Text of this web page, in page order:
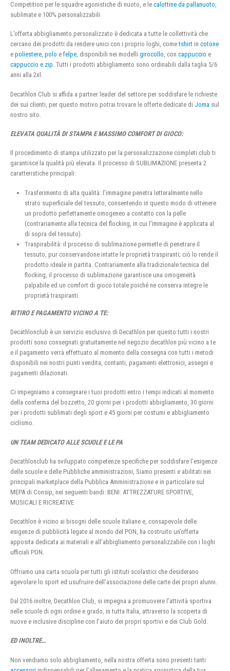
Competition per le squadre agonistiche di nuoto, e le calottine da pallanuoto,
sublimate e 100% personalizzabili
L’offerta abbigliamento personalizzato è dedicata a tutte le collettività che
cercano dei prodotti da rendere unici con i proprio loghi, cometshirt in cotone
e poliestere, polo e felpe, disponibili nei modelli girocollo, con cappuccio e
cappuccio e zip. Tutti i prodotti abbigliamento sono ordinabili dalla taglia 5/6
anni alla 2xl.
Decathlon Club si affida a partner leader del settore per soddisfare le richieste
dei sui clienti, per questo motivo potrai trovare le offerte dedicate di Joma sul
nostro sito.
ELEVATA QUALITÀ DI STAMPA E MASSIMO COMFORT DI GIOCO:
Il procedimento di stampa utilizzato per la personalizzazione completi club ti
garantisce la qualità più elevata. Il processo di SUBLIMAZIONE presenta 2
caratteristiche principali:
Trasferimento di alta qualità: l’immagine penetra letteralmente nello
strato superficiale del tessuto, consentendo in questo modo di ottenere
un prodotto perfettamente omogeneo a contatto con la pelle
(contrariamente alla tecnica del flocking, in cui l’immagine è applicata al
di sopra del tessuto).
Traspirabilità: il processo di sublimazione permette di penetrare il
tessuto, pur conservandone intatte le proprietà traspiranti; ciò lo rende il
prodotto ideale in partita. Contrariamente alla tradizionale tecnica del
flocking, il processo di sublimazione garantisce una omogeneità
palpabile ed un comfort di gioco totale poiché ne conserva integre le
proprietà traspiranti.
RITIRO E PAGAMENTO VICINO A TE:
Decathlonclub è un servizio esclusivo di Decathlon per questo tutti i nostri
prodotti sono consegnati gratuitamente nel negozio decathlon più vicino a te
e il pagamento verrà effettuato al momento della consegna con tutti i metodi
disponibili nei nostri punti vendita, contanti, pagamenti elettronici, assegni e
pagamenti dilazionati.
Ci impegniamo a consegnare i tuoi prodotti entro i tempi indicati al momento
della conferma del bozzetto, 20 giorni per i prodotti abbigliamento, 30 giorni
per i prodotti sublimati degli sport e 45 giorni per costumi e abbigliamento
ciclismo.
UN TEAM DEDICATO ALLE SCUOLE E LE PA
Decathlonclub ha sviluppato competenze specifiche per soddisfare l’esigenze
delle scuole e delle Pubbliche amministrazioni, Siamo presenti e abilitati nei
principali marketplace della Pubblica Amministrazione e in particolare sul
MEPA di Consip, nei seguenti bandi: BENI: ATTREZZATURE SPORTIVE,
MUSICALI E RICREATIVE
Decathlon è vicino ai bisogni delle scuole italiane e, consapevole delle
esigenze di pubblicità legate al mondo del PON, ha costruito un’offerta
apposita dedicata ai materiali e all’abbigliamento personalizzabile con i loghi
ufficiali PON.
Offriamo una carta scuola per tutti gli istituti scolastici che desiderano
agevolare lo sport ed usufruire dell’associazione delle carte dei propri alunni.
Dal 2016 inoltre, Decathlon Club, si impegna a promuovere l’attività sportiva
nelle scuole di ogni ordine e grado, in tutta Italia, attraverso la scoperta di
nuove e inclusive discipline con l’aiuto dei propri sportivi e dei Club Gold.
ED INOLTRE…
Non vendiamo solo abbigliamento, nella nostra offerta sono presenti tanti